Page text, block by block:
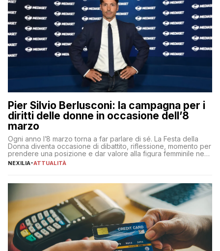
Pier Silvio Berlusconi: la campagna per i
diritti delle donne in occasione dell’8
marzo
Ogni anno l’8 marzo torna a far parlare di sé. La Festa della
Donna diventa occasione di dibattito, riflessione, momento per
prendere una posizione e dar valore alla figura femminile nella
sua complessità e crucialità. A lanciare un messaggio “forte e
NEXILIA-ATTUALITÀ